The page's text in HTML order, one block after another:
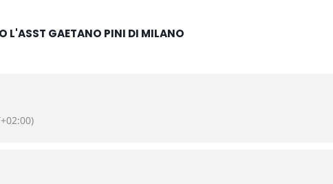
L'ASST GAETANO PINI DI MILANO